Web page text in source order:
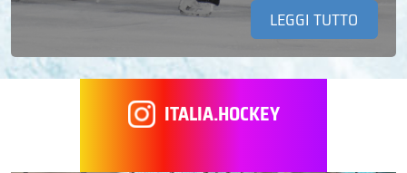
LEGGI TUTTO
ITALIA.HOCKEY